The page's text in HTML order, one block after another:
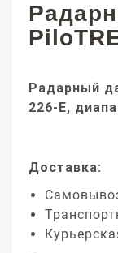
Радарный
226-E,
Доставка: